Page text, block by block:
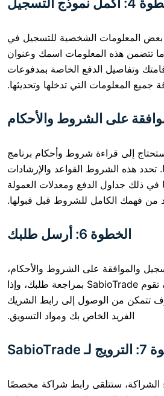
للتسجيل في
اسمك وعنوان
الخاصة بمدفوعات
تدخلها وتحديثها.
شروط وأحكام برنامج
القواعد والإرشادات
ومعدلات العمولة
للشروط قبل قبولها.
الشروط والأحكام،
قم بإرسال طلبك. سوف تقوم SabioTrade بمراجعة طلبك، وإذا
إلى رابط الشريك
بك ومواد التسويق.
رابط شراكة مخصصًا